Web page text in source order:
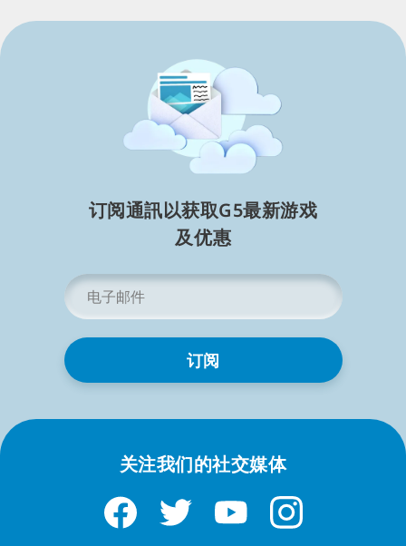
牌，立即开始并领取免费礼物。
订阅通訊以获取G5最新游戏
及⁠优⁠惠
电
邮
*
关注我们的社交媒体